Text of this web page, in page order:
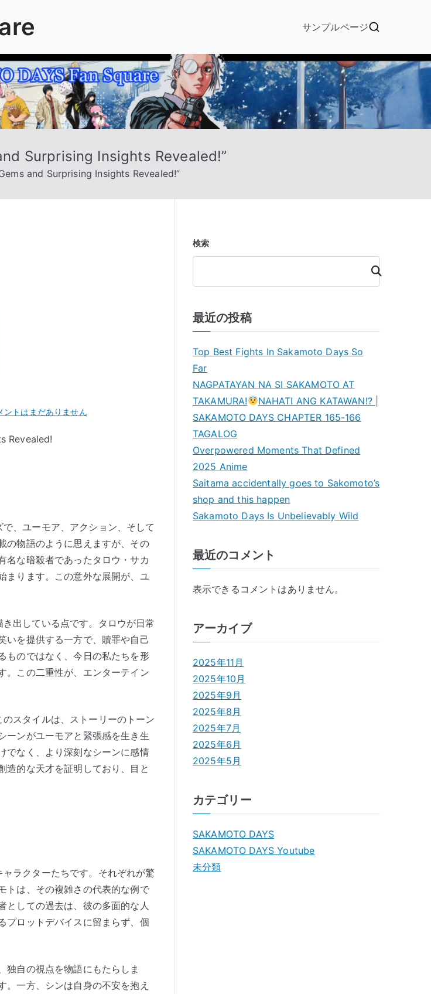
サンプルページ
Surprising Insights Revealed!”
and Surprising Insights Revealed!”
ントはまだありません
Revealed!
、ユーモア、アクション、そして
の物語のように思えますが、その
名な暗殺者であったタロウ・サカ
まります。この意外な展開が、ユ
出している点です。タロウが日常
いを提供する一方で、贖罪や自己
ものではなく、今日の私たちを形
。この二重性が、エンターテイン
スタイルは、ストーリーのトーン
ーンがユーモアと緊張感を生き生
でなく、より深刻なシーンに感情
造的な天才を証明しており、目と
ラクターたちです。それぞれが驚
トは、その複雑さの代表的な例で
としての過去は、彼の多面的な人
プロットデバイスに留まらず、個
独自の視点を物語にもたらしま
。一方、シンは自身の不安を抱え
検索
検
索
最近の投稿
Top Best Fights In Sakamoto Days So
Far
NAGPATAYAN NA SI SAKAMOTO AT
TAKAMURA!
NAHATI ANG KATAWAN!? |
SAKAMOTO DAYS CHAPTER 165-166
TAGALOG
Overpowered Moments That Defined
2025 Anime
Saitama accidentally goes to Sakomoto’s
shop and this happen
Sakamoto Days Is Unbelievably Wild
最近のコメント
表示できるコメントはありません。
アーカイブ
2025年11月
2025年10月
2025年9月
2025年8月
2025年7月
2025年6月
2025年5月
カテゴリー
SAKAMOTO DAYS
SAKAMOTO DAYS Youtube
未分類